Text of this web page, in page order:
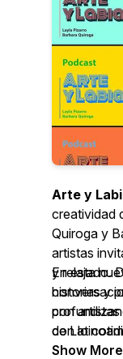
Arte y
creatividad
Quiroga y
artistas
y relajado.
historias y
con lo
manera de
En esta
con
de
apasiona el
Show More